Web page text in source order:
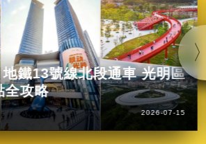
鐵13號線北段通車 光明區
全攻略
2026-07-15